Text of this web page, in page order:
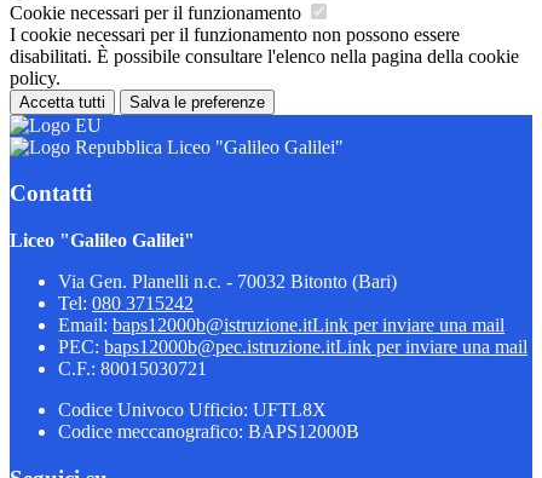
Cookie necessari per il funzionamento
I cookie necessari per il funzionamento non possono essere
disabilitati. È possibile consultare l'elenco nella pagina della cookie
policy.
Accetta tutti Salva le preferenze
Liceo "Galileo Galilei"
Contatti
Liceo "Galileo Galilei"
Via Gen. Planelli n.c. - 70032 Bitonto (Bari)
Tel: 080 3715242
Email: baps12000b@istruzione.itLink per inviare una mail
PEC: baps12000b@pec.istruzione.itLink per inviare una mail
C.F.: 80015030721
Codice Univoco Ufficio: UFTL8X
Codice meccanografico: BAPS12000B